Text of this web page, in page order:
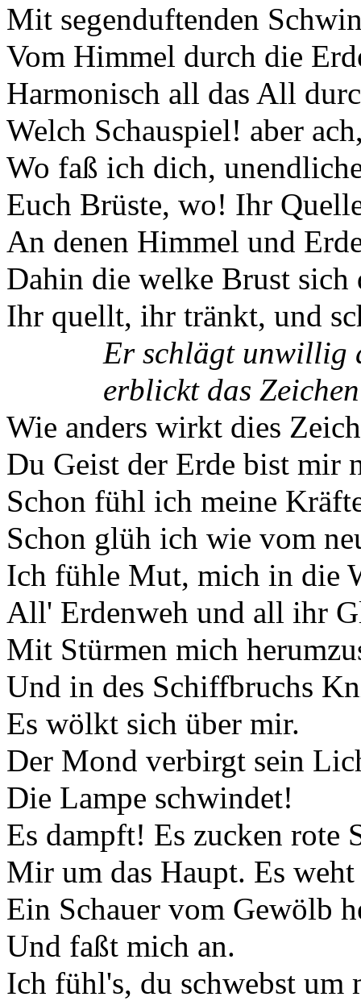
Mit segenduftenden
Vom Himmel durch die
Harmonisch all das All
Welch Schauspiel! aber
Wo faß ich dich,
Euch Brüste, wo! Ihr
An denen Himmel und
Dahin die welke Brust sich
Ihr quellt, ihr tränkt, und
Er schlägt unwillig
erblickt das
Wie anders wirkt dies
Du Geist der Erde bist mir
Schon fühl ich meine
Schon glüh ich wie vom
Ich fühle Mut, mich in die
All' Erdenweh und all ihr
Mit Stürmen mich
Und in des Schiffbruchs
Es wölkt sich über mir.
Der Mond verbirgt sein
Die Lampe schwindet!
Es dampft! Es zucken rote
Mir um das Haupt. Es weht
Ein Schauer vom Gewölb
Und faßt mich an.
Ich fühl's, du schwebst um